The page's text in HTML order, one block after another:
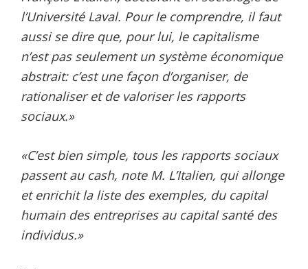
l’Université Laval. Pour le comprendre, il faut
aussi se dire que, pour lui, le capitalisme
n’est pas seulement un système économique
abstrait: c’est une façon d’organiser, de
rationaliser et de valoriser les rapports
sociaux.»
«C’est bien simple, tous les rapports sociaux
passent au cash, note M. L’Italien, qui allonge
et enrichit la liste des exemples, du capital
humain des entreprises au capital santé des
individus.»